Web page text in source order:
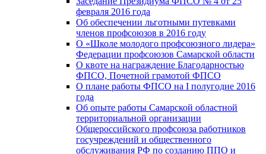
февраля 2016 года
Об обеспечении льготными путевками
членов профсоюзов в 2016 году
О «Школе молодого профсоюзного лидера»
Федерации профсоюзов Самарской области
О квоте на награждение Благодарностью
ФПСО, Почетной грамотой ФПСО
О плане работы ФПСО на I полугодие 2016
года
Об опыте работы Самарской областной
территориальной организации
Общероссийского профсоюза работников
госучреждений и общественного
обслуживания РФ по созданию ППО и